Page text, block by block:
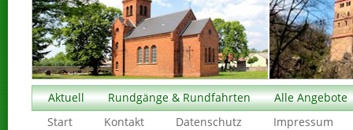
Aktuell Rundgänge & Rundfahrten
Alle Angebote
Start
Kontakt Datenschutz Impressum